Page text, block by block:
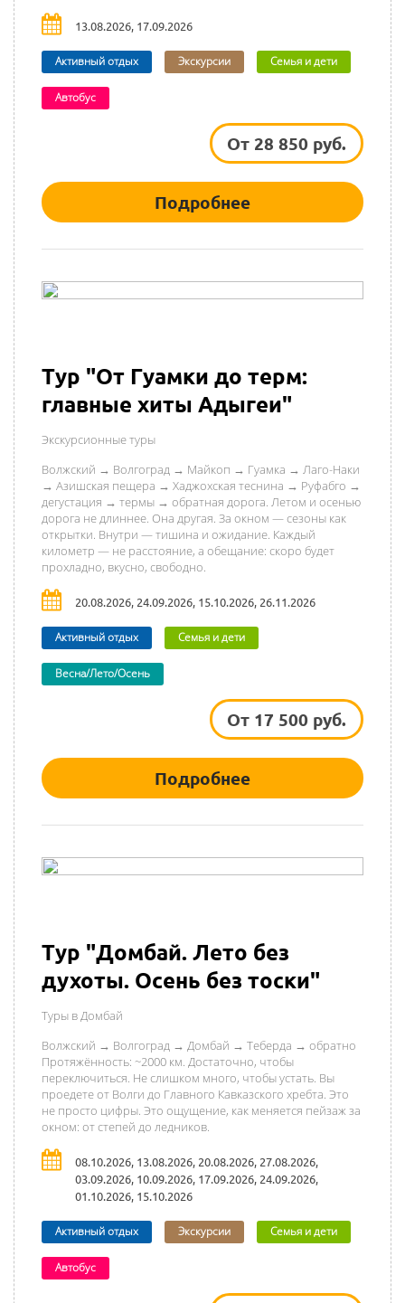
13.08.2026, 17.09.2026
Активный отдых Экскурсии Семья и дети
Автобус
От 28 850 руб.
Подробнее
Тур "От Гуамки до терм:
главные хиты Адыгеи"
Экскурсионные туры
Волжский → Волгоград → Майкоп → Гуамка → Лаго-Наки
→ Азишская пещера → Хаджохская теснина → Руфабго →
дегустация → термы → обратная дорога. Летом и осенью
дорога не длиннее. Она другая. За окном — сезоны как
открытки. Внутри — тишина и ожидание. Каждый
километр — не расстояние, а обещание: скоро будет
прохладно, вкусно, свободно.
20.08.2026, 24.09.2026, 15.10.2026, 26.11.2026
Активный отдых Семья и дети
Весна/Лето/Осень
От 17 500 руб.
Подробнее
Тур "Домбай. Лето без
духоты. Осень без тоски"
Туры в Домбай
Волжский → Волгоград → Домбай → Теберда → обратно
Протяжённость: ~2000 км. Достаточно, чтобы
переключиться. Не слишком много, чтобы устать. Вы
проедете от Волги до Главного Кавказского хребта. Это
не просто цифры. Это ощущение, как меняется пейзаж за
окном: от степей до ледников.
08.10.2026, 13.08.2026, 20.08.2026, 27.08.2026,
03.09.2026, 10.09.2026, 17.09.2026, 24.09.2026,
01.10.2026, 15.10.2026
Активный отдых Экскурсии Семья и дети
Автобус